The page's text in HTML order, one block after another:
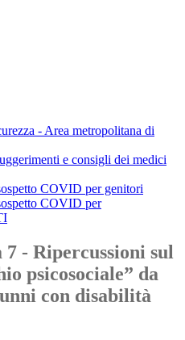
- Area metropolitana di
e consigli dei medici
COVID per genitori
COVID per
- Ripercussioni sul
psicosociale” da
con disabilità